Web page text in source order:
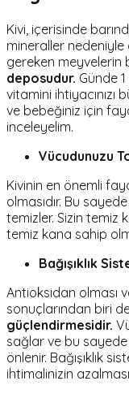
Kivi, içerisinde
mineraller
gereken meyvelerin
deposudur. Günde
vitamini ihtiyacınızı
ve bebeğiniz için
inceleyelim.
Vücudunuzu
Kivinin en önemli
olmasıdır. Bu
temizler. Sizin temiz
temiz kana sahip
Bağışıklık
Antioksidan olması
sonuçlarından biri
güçlendirmesidir.
sağlar ve bu sayede
önlenir. Bağışıklık
ihtimalinizin